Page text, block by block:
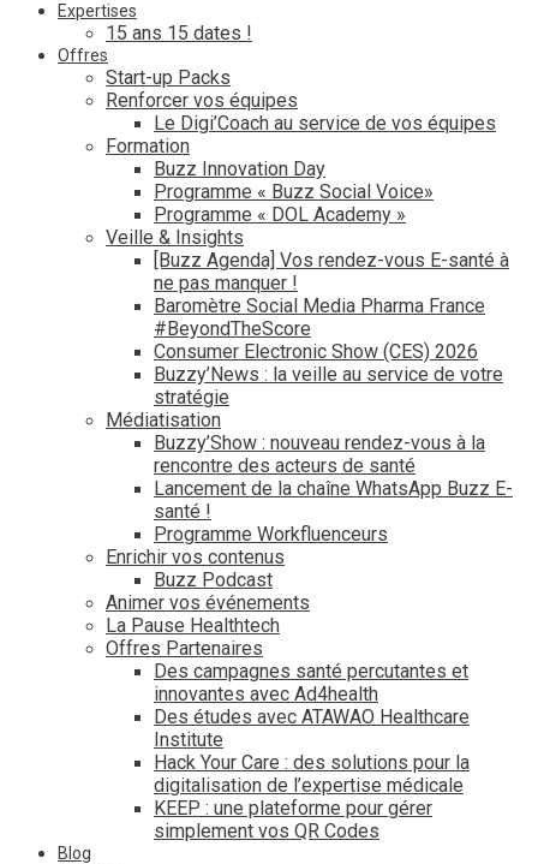
Expertises
15 ans 15 dates !
Offres
Start-up Packs
Renforcer vos équipes
Le Digi’Coach au service de vos équipes
Formation
Buzz Innovation Day
Programme « Buzz Social Voice»
Programme « DOL Academy »
Veille & Insights
[Buzz Agenda] Vos rendez-vous E-santé à
ne pas manquer !
Baromètre Social Media Pharma France
#BeyondTheScore
Consumer Electronic Show (CES) 2026
Buzzy’News : la veille au service de votre
stratégie
Médiatisation
Buzzy’Show : nouveau rendez-vous à la
rencontre des acteurs de santé
Lancement de la chaîne WhatsApp Buzz E-
santé !
Programme Workfluenceurs
Enrichir vos contenus
Buzz Podcast
Animer vos événements
La Pause Healthtech
Offres Partenaires
Des campagnes santé percutantes et
innovantes avec Ad4health
Des études avec ATAWAO Healthcare
Institute
Hack Your Care : des solutions pour la
digitalisation de l’expertise médicale
KEEP : une plateforme pour gérer
simplement vos QR Codes
Blog